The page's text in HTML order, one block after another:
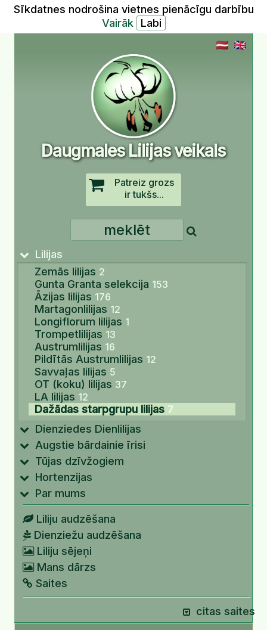
Sīkdatnes nodrošina vietnes pienācīgu darbību
Vairāk
Daugmales Lilijas veikals
Patreiz grozs
ir tukšs...
Lilijas
Zemās lilijas 2
Gunta Granta selekcija 153
Āzijas lilijas 176
Martagonlilijas 12
Longiflorum lilijas 1
Trompetlilijas 13
Austrumlilijas 16
Pildītās Austrumlilijas 12
Savvaļas lilijas 5
OT (koku) lilijas 37
LA lilijas 12
Dažādas starpgrupu lilijas 7
Dienziedes Dienlilijas
Augstie bārdainie īrisi
Tūjas dzīvžogiem
Hortenzijas
Par mums
Liliju audzēšana
Dienziežu audzēšana
Liliju sējeņi
Mans dārzs
Saites
citas saites